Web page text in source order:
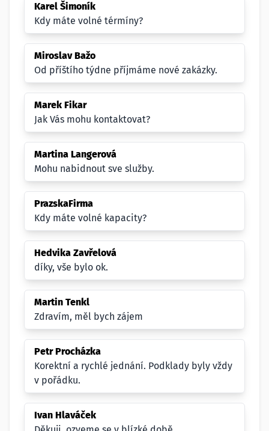
Karel Šimoník
Kdy máte volné térmíny?
Miroslav Bažo
Od příštího týdne příjmáme nové zakázky.
Marek Fikar
Jak Vás mohu kontaktovat?
Martina Langerová
Mohu nabidnout sve služby.
PrazskaFirma
Kdy máte volné kapacity?
Hedvika Zavřelová
díky, vše bylo ok.
Martin Tenkl
Zdravím, měl bych zájem
Petr Procházka
Korektní a rychlé jednání. Podklady byly vždy
v pořádku.
Ivan Hlaváček